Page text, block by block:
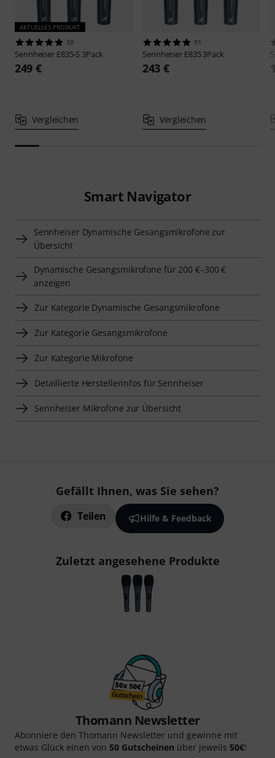
AKTUELLES PRODUKT
58
Sennheiser E835-S 3Pack
249 €
Vergleichen
91
Sennheiser E835 3Pack
243 €
Vergleichen
Smart Navigator
Sennheiser Dynamische Gesangsmikrofone zur
Übersicht
Dynamische Gesangsmikrofone für 200 €–300 €
anzeigen
Zur Kategorie Dynamische Gesangsmikrofone
Zur Kategorie Gesangsmikrofone
Zur Kategorie Mikrofone
Detaillierte Herstellerinfos für Sennheiser
Sennheiser Mikrofone zur Übersicht
Gefällt Ihnen, was Sie sehen?
Teilen Hilfe & Feedback
Zuletzt angesehene Produkte
Thomann Newsletter
Abonniere den Thomann Newsletter und gewinne mit
etwas Glück einen von 50 Gutscheinen über jeweils 50€!